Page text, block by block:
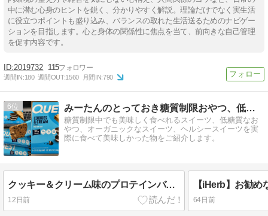
中に潜む心身のヒントを鋭く、分かりやすく解説。理論だけでなく実生活
に役立つポイントも盛り込み、バランスの取れた生活送るためのナビゲー
ションを目指します。心と身体の関係性に焦点を当て、前向きな自己管理
を促す内容です。
2019732 115
週間IN:180 週間OUT:1560 月間IN:790
6 みーたんのとっておき糖質制限おやつ、低糖質スイーツ
糖質制限中でも美味しく食べれるスイーツ、低糖質なお
やつ、オーガニックなスイーツ、ヘルシースイーツを実
際に食べて美味しかった物をご紹介します。
クッキー＆クリーム味のプロテインバーを求めて・・・
12日前 64日前